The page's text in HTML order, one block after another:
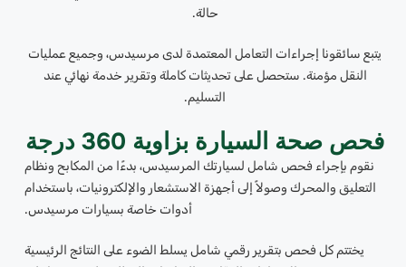
حالة.
يتبع سائقونا إجراءات التعامل المعتمدة لدى مرسيدس، وجميع عمليات
النقل مؤمنة. ستحصل على تحديثات كاملة وتقرير خدمة نهائي عند
التسليم.
فحص صحة السيارة بزاوية 360 درجة
نقوم بإجراء فحص شامل لسيارتك المرسيدس، بدءًا من المكابح ونظام
التعليق والمحرك وصولاً إلى أجهزة الاستشعار والإلكترونيات، باستخدام
أدوات خاصة بسيارات مرسيدس.
يختتم كل فحص بتقرير رقمي شامل يسلط الضوء على النتائج الرئيسية